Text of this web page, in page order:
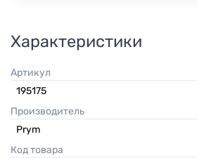
Характеристики
Артикул
195175
Производитель
Prym
Код товара